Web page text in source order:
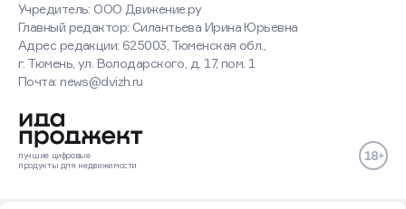
Учредитель: ООО Движение.ру
Главный редактор: Силантьева Ирина Юрьевна
Адрес редакции: 625003, Тюменская обл.,
г. Тюмень, ул. Володарского, д. 17, пом. 1
Почта: news@dvizh.ru
лучшие цифровые
продукты для недвижимости